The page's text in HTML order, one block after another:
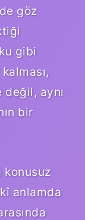
göz
gibi
değil, aynı
bir
konusuz
anlamda